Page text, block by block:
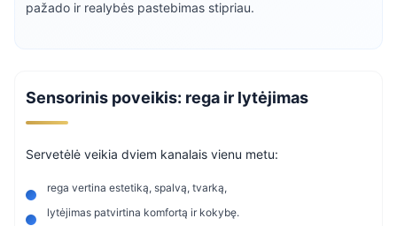
pažado ir realybės pastebimas stipriau.
Sensorinis poveikis: rega ir lytėjimas
Servetėlė veikia dviem kanalais vienu metu:
rega vertina estetiką, spalvą, tvarką,
lytėjimas patvirtina komfortą ir kokybę.